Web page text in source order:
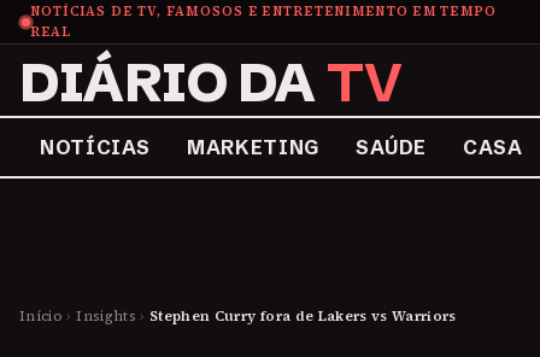
NOTÍCIAS DE TV, FAMOSOS E ENTRETENIMENTO EM TEMPO
REAL
DIÁRIO DATV
NOTÍCIAS MARKETING SAÚDE CASA
Início › Insights › Stephen Curry fora de Lakers vs Warriors